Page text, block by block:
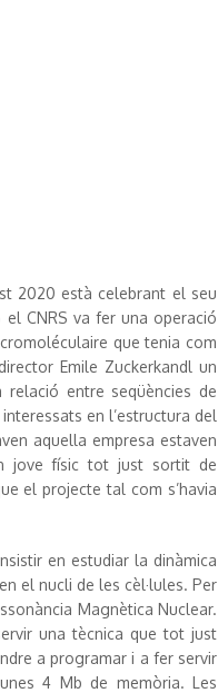
2020 està celebrant el seu
CNRS va fer una operació
que tenia com
Emile Zuckerkandl un
entre seqüències de
en l’estructura del
aquella empresa estaven
jove físic tot just sortit de
el projecte tal com s’havia
en estudiar la dinàmica
el nucli de les cèl·lules. Per
Magnètica Nuclear.
una tècnica que tot just
a programar i a fer servir
4 Mb de memòria. Les